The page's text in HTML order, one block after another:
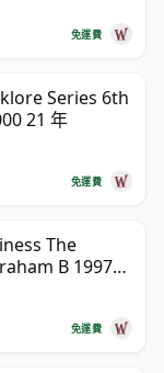
免運費
Series 6th
21 年
免運費
The
B 1997
免運費